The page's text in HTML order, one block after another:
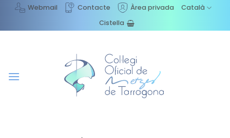
content
Webmail Contacte Àrea privada
Català
Cistella